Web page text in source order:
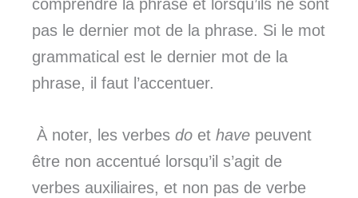
comprendre la phrase et lorsqu’ils ne sont
pas le dernier mot de la phrase. Si le mot
grammatical est le dernier mot de la
phrase, il faut l’accentuer.
À noter, les verbes do et have peuvent
être non accentué lorsqu’il s’agit de
verbes auxiliaires, et non pas de verbe